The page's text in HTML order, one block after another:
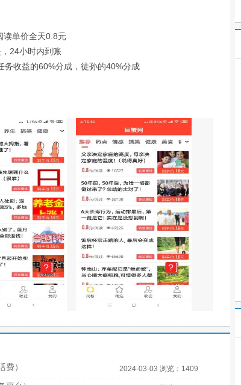
读单价全天0.8元
24小时内到账
收益的60%分成，徒孙的40%分成
） 2024-03-03 浏览：1409